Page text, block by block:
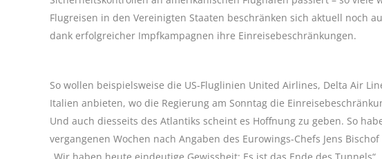
Flugreisen in den Vereinigten Staaten beschränken sich aktuell noch
dank erfolgreicher Impfkampagnen ihre Einreisebeschränkungen.
So wollen beispielsweise die US-Fluglinien United Airlines, Delta Air
Italien anbieten, wo die Regierung am Sonntag die
Und auch diesseits des Atlantiks scheint es Hoffnung zu geben. So
vergangenen Wochen nach Angaben des Eurowings-Chefs Jens